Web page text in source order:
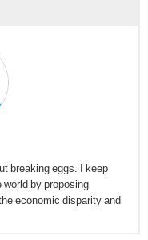
breaking eggs. I keep
by proposing
economic disparity and